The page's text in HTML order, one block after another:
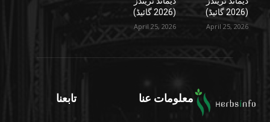
(2026 گائیڈ)
April 25, 2026
(2026 گائیڈ)
April 25, 2026
معلومات عنا تابعنا